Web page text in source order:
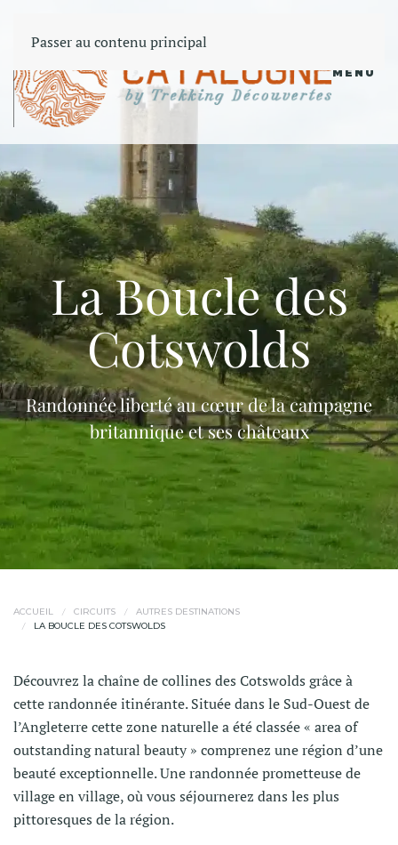
Passer au contenu principal
MENU
La Boucle des
Cotswolds
Randonnée liberté au cœur de la campagne
britannique et ses châteaux
ACCUEIL CIRCUITS
AUTRES DESTINATIONS
LA BOUCLE DES COTSWOLDS
Découvrez la chaîne de collines des Cotswolds grâce à
cette randonnée itinérante. Située dans le Sud-Ouest de
l’Angleterre cette zone naturelle a été classée « area of
outstanding natural beauty » comprenez une région d’une
beauté exceptionnelle. Une randonnée prometteuse de
village en village, où vous séjournerez dans les plus
pittoresques de la région.